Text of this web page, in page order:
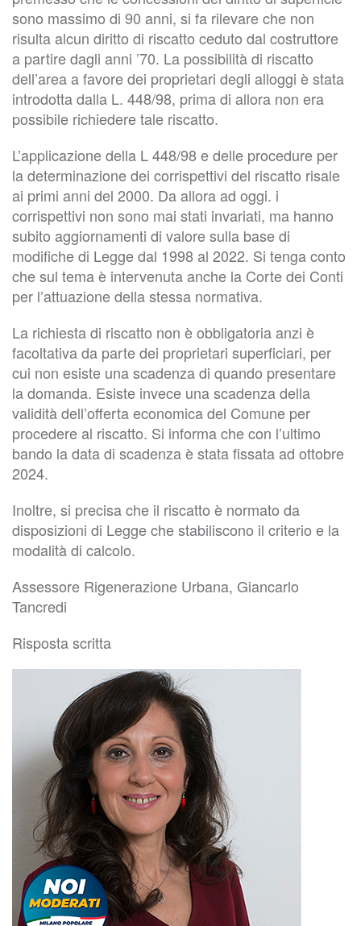
sono massimo di 90 anni, si fa rilevare che non
risulta alcun diritto di riscatto ceduto dal costruttore
a partire dagli anni ’70. La possibilità di riscatto
dell’area a favore dei proprietari degli alloggi è stata
introdotta dalla L. 448/98, prima di allora non era
possibile richiedere tale riscatto.
L’applicazione della L 448/98 e delle procedure per
la determinazione dei corrispettivi del riscatto risale
ai primi anni del 2000. Da allora ad oggi. i
corrispettivi non sono mai stati invariati, ma hanno
subito aggiornamenti di valore sulla base di
modifiche di Legge dal 1998 al 2022. Si tenga conto
che sul tema è intervenuta anche la Corte dei Conti
per l’attuazione della stessa normativa.
La richiesta di riscatto non è obbligatoria anzi è
facoltativa da parte dei proprietari superficiari, per
cui non esiste una scadenza di quando presentare
la domanda. Esiste invece una scadenza della
validità dell’offerta economica del Comune per
procedere al riscatto. Si informa che con l’ultimo
bando la data di scadenza è stata fissata ad ottobre
2024.
Inoltre, si precisa che il riscatto è normato da
disposizioni di Legge che stabiliscono il criterio e la
modalità di calcolo.
Assessore Rigenerazione Urbana, Giancarlo
Tancredi
Risposta scritta